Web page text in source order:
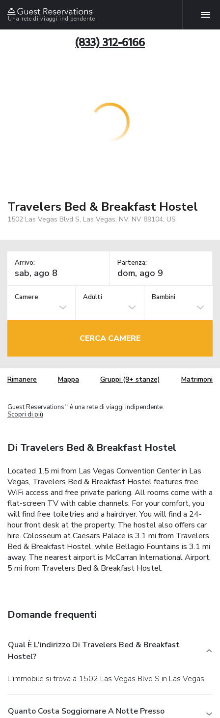
Una rete di viaggi indipendente
(833) 312-6166
Travelers Bed & Breakfast Hostel
1502 Las Vegas Blvd S, Las Vegas, NV, NV 89104, US
Arrivo: Partenza:
Camere: Adulti Bambini
CERCA CAMERE
Rimanere Mappa Gruppi (9+ stanze) Matrimoni
Guest Reservations TM
è una rete di viaggi indipendente.
Scopri di più
Di Travelers Bed & Breakfast Hostel
Located 1.5 mi from Las Vegas Convention Center in Las
Vegas, Travelers Bed & Breakfast Hostel features free
WiFi access and free private parking. All rooms come with a
flat-screen TV with cable channels. For your comfort, you
will find free toiletries and a hairdryer. You will find a 24-
hour front desk at the property. The hostel also offers car
hire. Colosseum at Caesars Palace is 3.1 mi from Travelers
Bed & Breakfast Hostel, while Bellagio Fountains is 3.1 mi
away. The nearest airport is McCarran International Airport,
5 mi from Travelers Bed & Breakfast Hostel.
Domande frequenti
Qual È L'indirizzo Di Travelers Bed & Breakfast
Hostel?
L'immobile si trova a 1502 Las Vegas Blvd S in Las Vegas.
Quanto Costa Soggiornare A Notte Presso